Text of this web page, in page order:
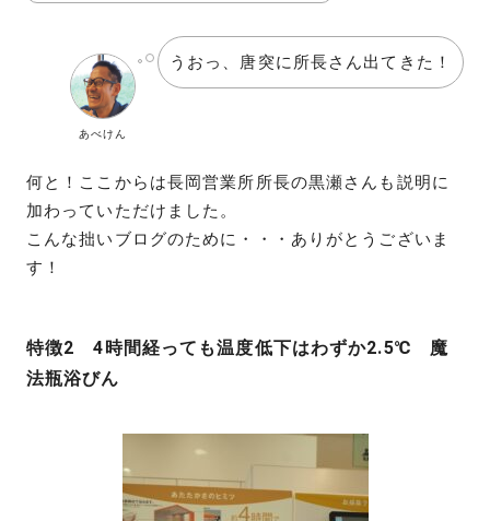
あべけん
うおっ、唐突に所長さん出てきた！
何と！ここからは長岡営業所所長の黒瀬さんも説明に
加わっていただけました。
こんな拙いブログのために・・・ありがとうございま
す！
特徴2 4時間経っても温度低下はわずか2.5℃ 魔
法瓶浴びん